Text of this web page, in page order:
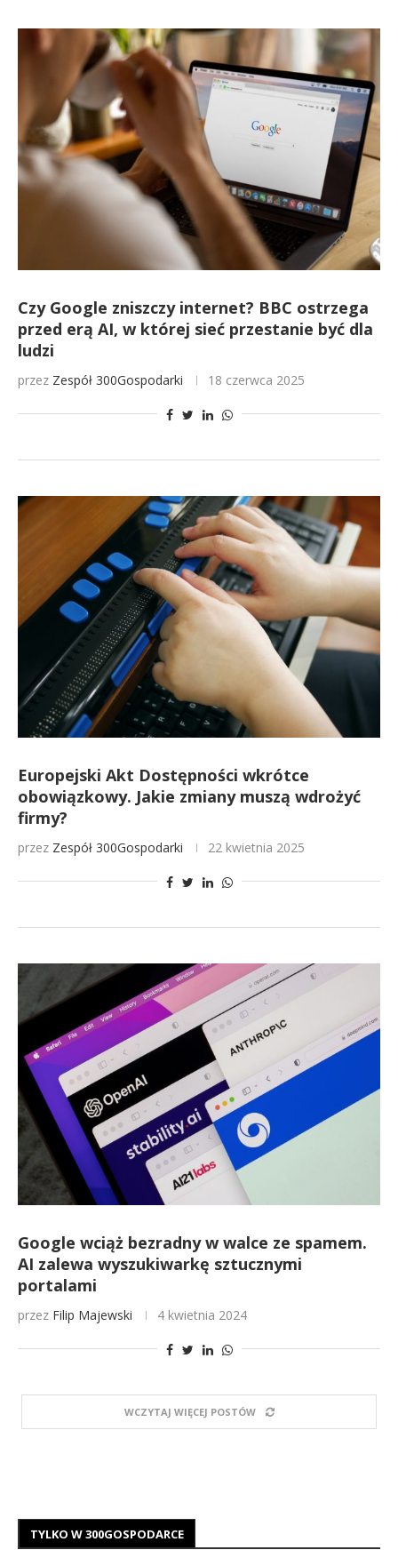
Czy Google zniszczy internet? BBC ostrzega
przed erą AI, w której sieć przestanie być dla
ludzi
przez Zespół 300Gospodarki 18 czerwca 2025
Europejski Akt Dostępności wkrótce
obowiązkowy. Jakie zmiany muszą wdrożyć
firmy?
przez Zespół 300Gospodarki 22 kwietnia 2025
Google wciąż bezradny w walce ze spamem.
AI zalewa wyszukiwarkę sztucznymi
portalami
przez Filip Majewski 4 kwietnia 2024
WCZYTAJ WIĘCEJ POSTÓW
TYLKO W 300GOSPODARCE